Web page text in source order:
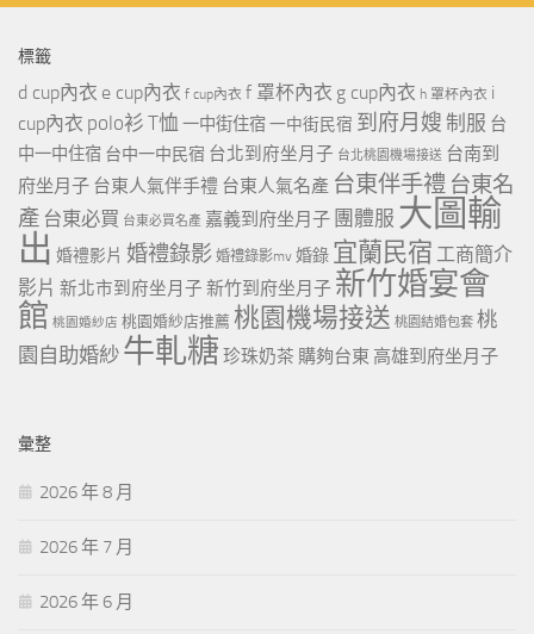
標籤
d cup內衣 e cup內衣 f cup內衣 f 罩杯內衣 g cup內衣 h 罩杯內衣 i
cup內衣 polo衫 T恤 一中街住宿一中街民宿 到府月嫂 制服 台
中一中住宿 台中一中民宿 台北到府坐月子 台北桃園機場接送 台南到
府坐月子 台東人氣伴手禮 台東人氣名產 台東伴手禮 台東名
產 台東必買 台東必買名產 嘉義到府坐月子 團體服 大圖輸
出 婚禮影片 婚禮錄影 婚禮錄影mv 婚錄 宜蘭民宿 工商簡介
影片 新北市到府坐月子 新竹到府坐月子 新竹婚宴會
館 桃園婚紗店 桃園婚紗店推薦 桃園機場接送 桃園結婚包套 桃
園自助婚紗 牛軋糖 珍珠奶茶 購夠台東 高雄到府坐月子
彙整
2026 年 8 月
2026 年 7 月
2026 年 6 月